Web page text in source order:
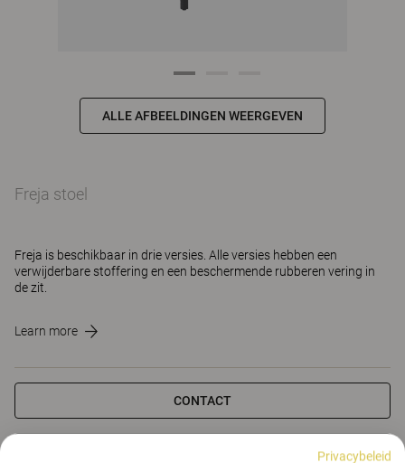
ALLE AFBEELDINGEN WEERGEVEN
Freja stoel
Freja is beschikbaar in drie versies. Alle versies hebben een
verwijderbare stoffering en een beschermende rubberen vering in
de zit.
Learn more
CONTACT
Privacybeleid